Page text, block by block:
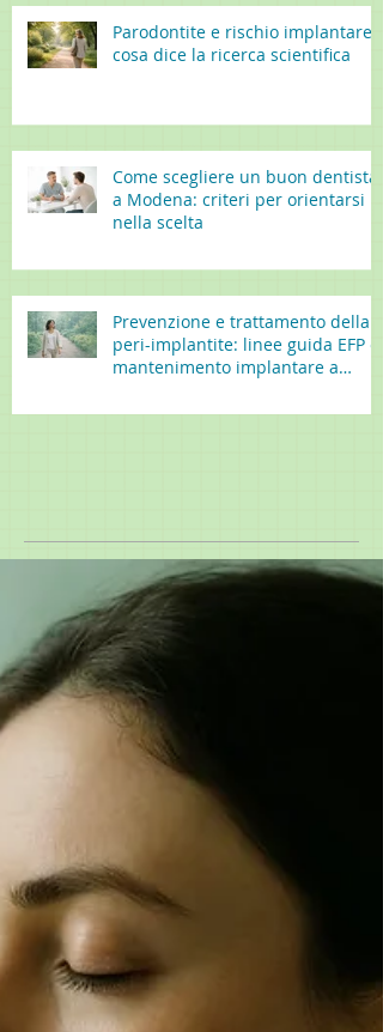
Parodontite e rischio implantare:
cosa dice la ricerca scientifica
Come scegliere un buon dentista
a Modena: criteri per orientarsi
nella scelta
Prevenzione e trattamento della
peri-implantite: linee guida EFP e
mantenimento implantare a